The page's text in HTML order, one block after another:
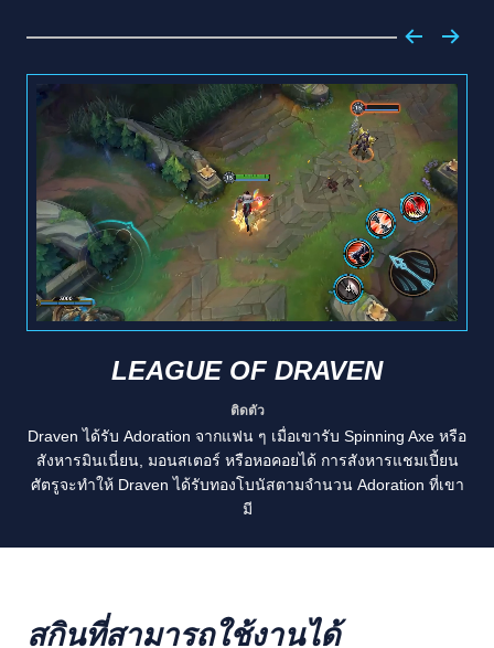
LEAGUE OF DRAVEN
ติดตัว
Draven ได้รับ Adoration จากแฟน ๆ เมื่อเขารับ Spinning Axe หรือ
สังหารมินเนี่ยน, มอนสเตอร์ หรือหอคอยได้ การสังหารแชมเปี้ยน
ศัตรูจะทำให้ Draven ได้รับทองโบนัสตามจำนวน Adoration ที่เขา
มี
สกินที่สามารถใช้งานได้